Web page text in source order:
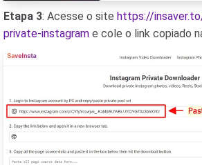
Etapa 3: Acesse o site https://
private-instagram e cole o link copiado